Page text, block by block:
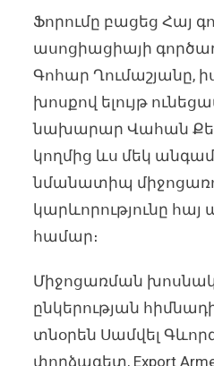
Ֆորումը բացեց Հայ
ասոցիացիայի
Գոհար Ղումաշյանը,
խոսքով ելույթ
նախարար Վահան
կողմից ևս մեկ
նմանատիպ
կարևորությունը
համար։
Միջոցառման
ընկերության
տնօրեն Սամվել
փորձագետ, Export